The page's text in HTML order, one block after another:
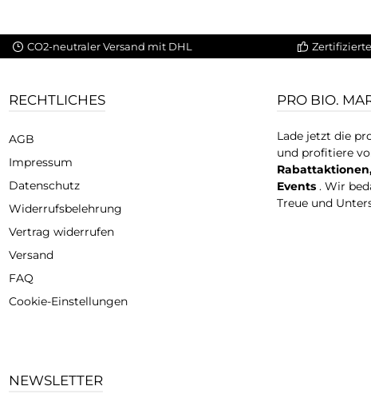
CO2-neutraler Versand mit DHL
RECHTLICHES
AGB
Impressum
Datenschutz
Widerrufsbelehrung
Vertrag widerrufen
Versand
FAQ
Cookie-Einstellungen
PRO BIO.
Lade jetzt die
und profitiere
Events . Wir
Treue und
NEWSLETTER